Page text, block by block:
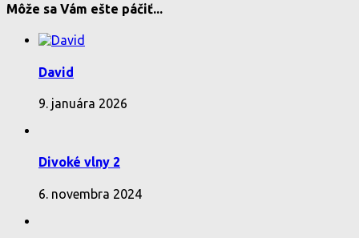
Môže sa Vám ešte páčiť...
David
9. januára 2026
Divoké vlny 2
6. novembra 2024